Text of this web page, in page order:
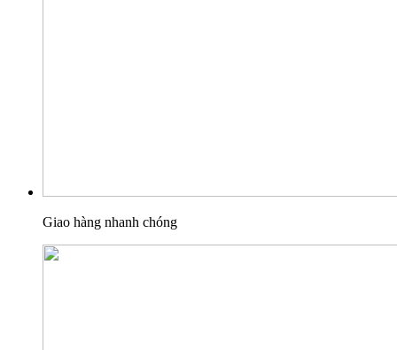
Giao hàng nhanh chóng